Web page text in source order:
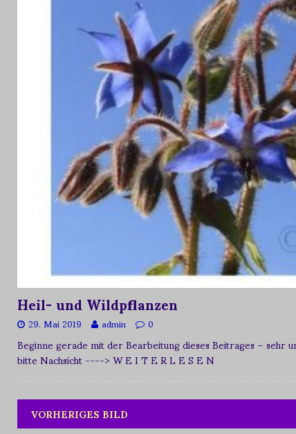
Heil- und Wildpflanzen
29. Mai 2019 admin 0
Beginne gerade mit der Bearbeitung dieses Beitrages – sehr
bitte Nachsicht----> W E I T E R L E S E N
VORHERIGES BILD